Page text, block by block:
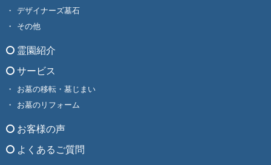
デザイナーズ墓石
その他
霊園紹介
サービス
お墓の移転・墓じまい
お墓のリフォーム
お客様の声
よくあるご質問